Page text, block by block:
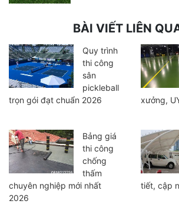
BÀI VIẾT LIÊN
Quy trình
thi công
sân
pickleball
trọn gói đạt chuẩn 2026
xưởng,
Bảng giá
thi công
chống
thấm
chuyên nghiệp mới nhất
2026
tiết, cập